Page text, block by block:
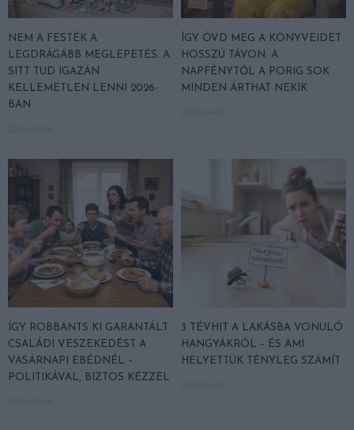
NEM A FESTÉK A
LEGDRÁGÁBB MEGLEPETÉS: A
SITT TUD IGAZÁN
KELLEMETLEN LENNI 2026-
BAN
ÍGY ÓVD MEG A KÖNYVEIDET
HOSSZÚ TÁVON: A
NAPFÉNYTŐL A PORIG SOK
MINDEN ÁRTHAT NEKIK
ÍGY ROBBANTS KI GARANTÁLT
CSALÁDI VESZEKEDÉST A
VASÁRNAPI EBÉDNÉL –
POLITIKÁVAL, BIZTOS KÉZZEL
3 TÉVHIT A LAKÁSBA VONULÓ
HANGYÁKRÓL – ÉS AMI
HELYETTÜK TÉNYLEG SZÁMÍT